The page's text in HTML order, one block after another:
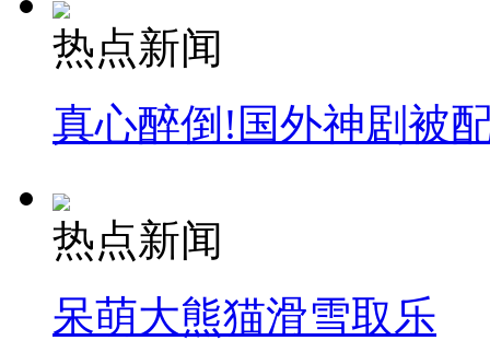
热点新闻
真心醉倒!国外神剧被
热点新闻
呆萌大熊猫滑雪取乐